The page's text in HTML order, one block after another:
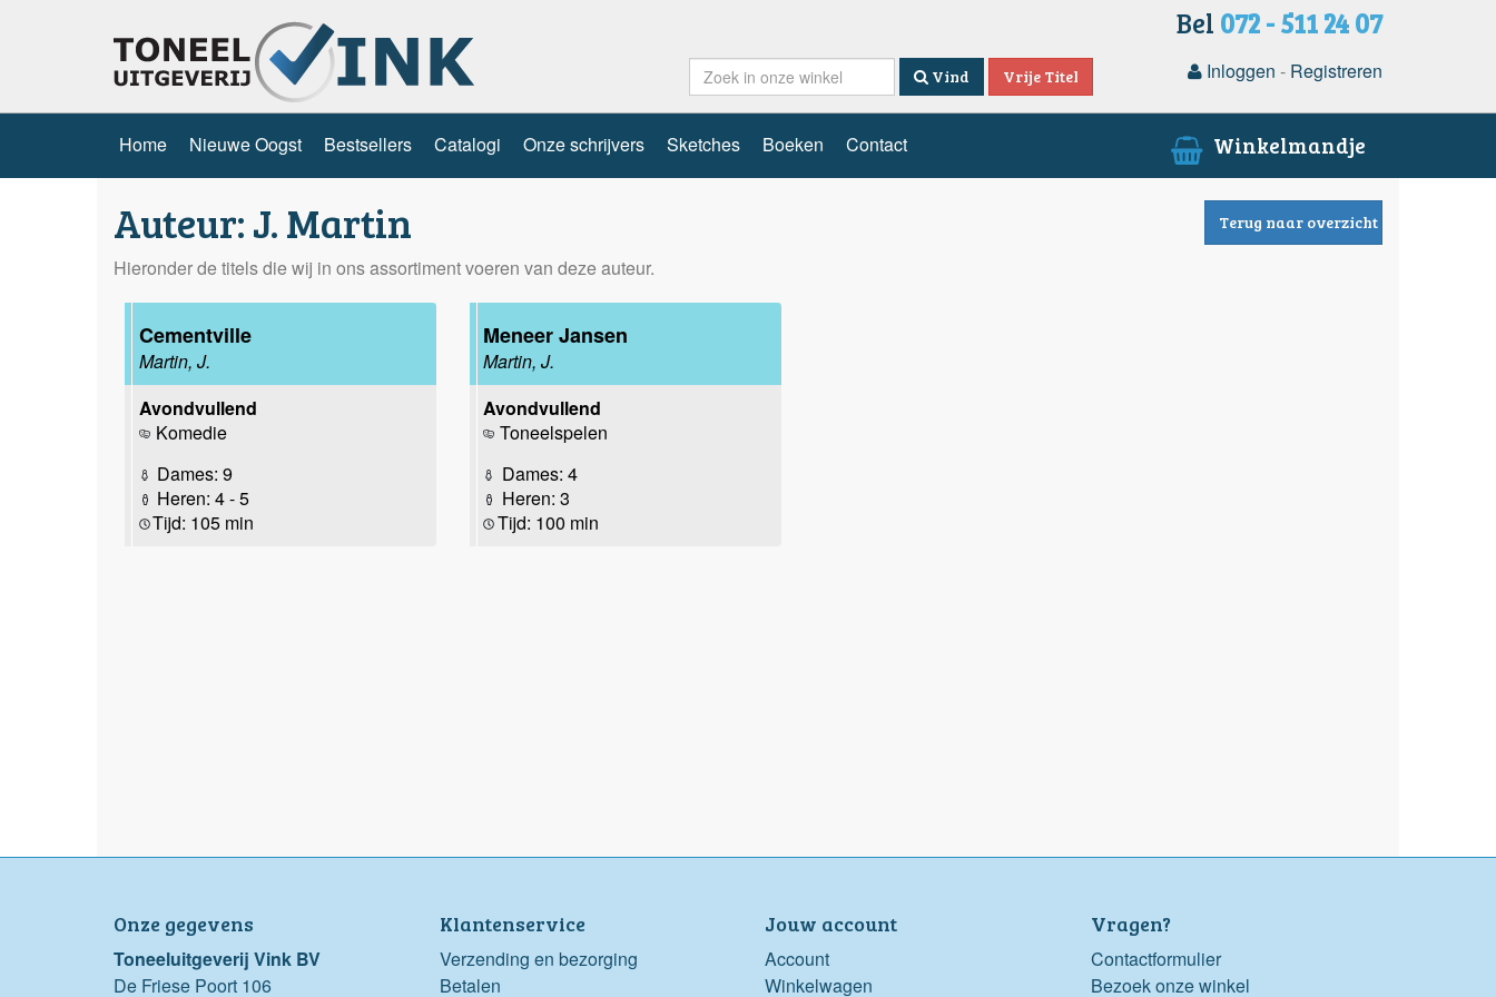
Bel 072 - 511 24 07
Vind Vrije Titel Inloggen - Registreren
Home Nieuwe Oogst Bestsellers Catalogi Onze schrijvers Sketches Boeken Contact Winkelmandje
Auteur: J. Martin Terug naar overzicht
Hieronder de titels die wij in ons assortiment voeren van deze auteur.
Cementville
Martin, J.
Avondvullend
Komedie
Dames: 9
Heren: 4 - 5
Tijd: 105 min
Meneer Jansen
Martin, J.
Avondvullend
Toneelspelen
Dames: 4
Heren: 3
Tijd: 100 min
Onze gegevens
Toneeluitgeverij Vink BV
De Friese Poort 106
Klantenservice
Verzending en bezorging
Betalen
Jouw account
Account
Winkelwagen
Vragen?
Contactformulier
Bezoek onze winkel